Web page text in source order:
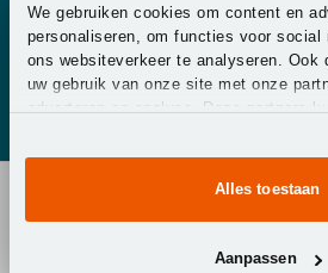
We gebruiken cookies om content en
personaliseren, om functies voor social
ons websiteverkeer te analyseren. Ook
uw gebruik van onze site met onze
adverteren en analyse. Deze partners
combineren met andere informatie die
of die ze hebben verzameld op basis
Alles toestaan
Aanpassen
(Op werkdagen binnen 3 uur
Copyright © 2026 - Van der